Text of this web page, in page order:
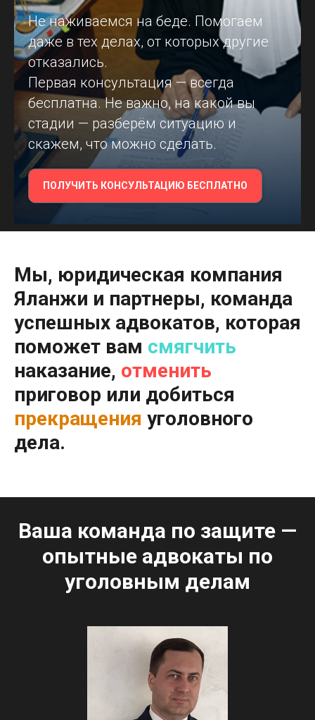
Не наживаемся на беде. Помогаем
даже в тех делах, от которых другие
отказались.
Первая консультация — всегда
бесплатна. Не важно, на какой вы
стадии — разберём ситуацию и
скажем, что можно сделать.
ПОЛУЧИТЬ КОНСУЛЬТАЦИЮ БЕСПЛАТНО
Мы, юридическая компания
Яланжи и партнеры, команда
успешных адвокатов, которая
поможет вам смягчить
наказание, отменить
приговор или добиться
прекращения уголовного
дела.
Ваша команда по защите —
опытные адвокаты по
уголовным делам